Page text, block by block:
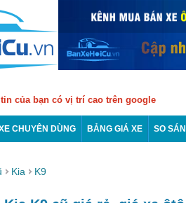
của bạn có vị trí cao trên google
CHUYÊN DÙNG BẢNG GIÁ XE SO
Kia K9